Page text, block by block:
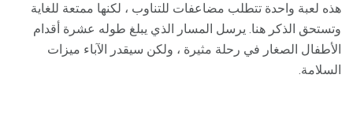
هذه لعبة واحدة تتطلب مضاعفات للتناوب ، لكنها ممتعة للغاية
وتستحق الذكر هنا. يرسل المسار الذي يبلغ طوله عشرة أقدام
الأطفال الصغار في رحلة مثيرة ، ولكن سيقدر الآباء ميزات
السلامة.